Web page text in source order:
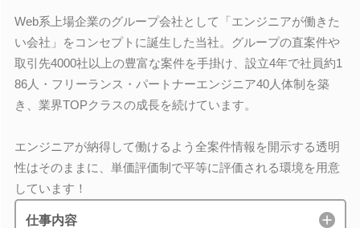
Web系上場企業のグループ会社として「エンジニアが働きた
い会社」をコンセプトに誕生した当社。グループの直案件や
取引先4000社以上の豊富な案件を手掛け、設立4年で社員約1
86人・フリーランス・パートナーエンジニア40人体制を築
き、業界TOPクラスの成長を続けています。
エンジニアが納得して働けるよう全案件情報を開示する透明
性はそのままに、単価評価制で平等に評価される環境を用意
しています！
仕事内容